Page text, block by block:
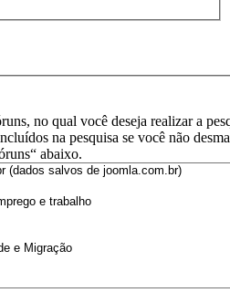
no qual você deseja realizar a
na pesquisa se você não
abaixo.